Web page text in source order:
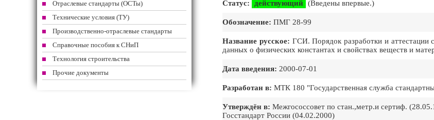
Статус: действующий (Введены впервые.)
Обозначение: ПМГ 28-99
Название русское: ГСИ. Порядок разработки и аттестации
данных о физических константах и свойствах веществ и
Дата введения: 2000-07-01
Разработан в: МТК 180 "Государственная служба
Утверждён в: Межгососсовет по стан.,метр.и сертиф.
Госстандарт России (04.02.2000)
Отраслевые стандарты (ОСТы)
Технические условия (ТУ)
Производственно-отраслевые стандарты
Справочные пособия к СНиП
Технология строительства
Прочие документы